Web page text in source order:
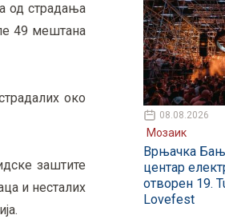
од страдања
49 мештана
око
заштите
и несталих
08.08.2026
Мозаик
Врњачка
центар
отворен 19.
Lovefest